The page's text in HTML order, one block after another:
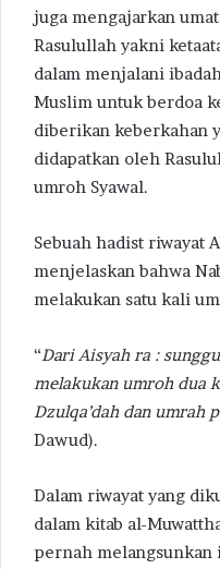
juga mengajarkan
Rasulullah yakni
dalam menjalani
Muslim untuk berdoa
diberikan keberkahan
didapatkan oleh
umroh Syawal.
Sebuah hadist riwayat
menjelaskan bahwa
melakukan satu kali
“Dari Aisyah ra :
melakukan umroh dua
Dzulqa’dah dan umrah
Dawud).
Dalam riwayat yang
dalam kitab al-
pernah melangsunkan